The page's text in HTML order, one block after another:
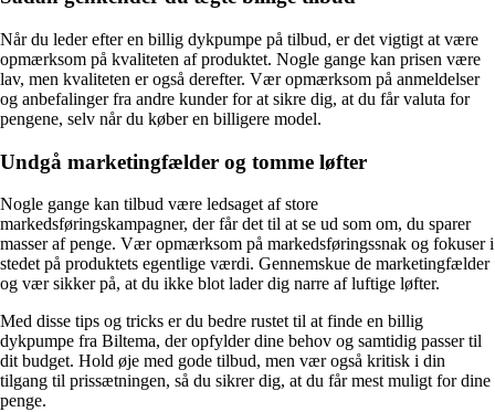
Når du leder efter en billig dykpumpe på tilbud, er det vigtigt at være
opmærksom på kvaliteten af produktet. Nogle gange kan prisen være
lav, men kvaliteten er også derefter. Vær opmærksom på anmeldelser
og anbefalinger fra andre kunder for at sikre dig, at du får valuta for
pengene, selv når du køber en billigere model.
Undgå marketingfælder og tomme løfter
Nogle gange kan tilbud være ledsaget af store
markedsføringskampagner, der får det til at se ud som om, du sparer
masser af penge. Vær opmærksom på markedsføringssnak og fokuser i
stedet på produktets egentlige værdi. Gennemskue de marketingfælder
og vær sikker på, at du ikke blot lader dig narre af luftige løfter.
Med disse tips og tricks er du bedre rustet til at finde en billig
dykpumpe fra Biltema, der opfylder dine behov og samtidig passer til
dit budget. Hold øje med gode tilbud, men vær også kritisk i din
tilgang til prissætningen, så du sikrer dig, at du får mest muligt for dine
penge.